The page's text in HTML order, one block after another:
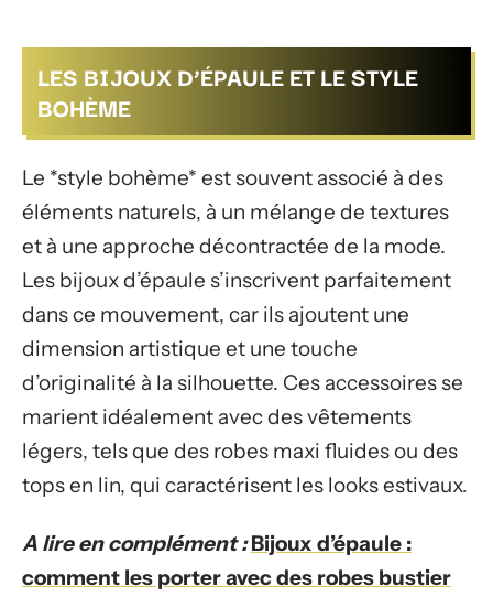
LES BIJOUX D’ÉPAULE ET LE STYLE
BOHÈME
Le *style bohème* est souvent associé à des
éléments naturels, à un mélange de textures
et à une approche décontractée de la mode.
Les bijoux d’épaule s’inscrivent parfaitement
dans ce mouvement, car ils ajoutent une
dimension artistique et une touche
d’originalité à la silhouette. Ces accessoires se
marient idéalement avec des vêtements
légers, tels que des robes maxi fluides ou des
tops en lin, qui caractérisent les looks estivaux.
A lire en complément : Bijoux d’épaule :
comment les porter avec des robes bustier